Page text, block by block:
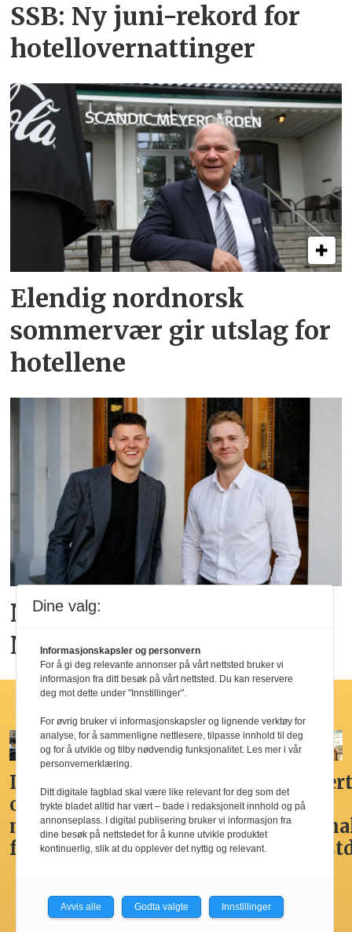
SSB: Ny juni-rekord for
hotellovernattinger
Elendig nordnorsk
sommervær gir utslag for
hotellene
Ny hotellkjede lanseres i
Norge
Ikke
overdådig,
men
fristende
du
Norges
beste
spennende,
men
ikke
by’n
den
Dine valg:
Informasjonskapsler og personvern
For å gi deg relevante annonser på vårt nettsted bruker vi
informasjon fra ditt besøk på vårt nettsted. Du kan reservere
deg mot dette under "Innstillinger".
For øvrig bruker vi informasjonskapsler og lignende verktøy for
analyse, for å sammenligne nettlesere, tilpasse innhold til deg
og for å utvikle og tilby nødvendig funksjonalitet. Les mer i vår
personvernerklæring.
Ditt digitale fagblad skal være like relevant for deg som det
trykte bladet alltid har vært – bade i redaksjonelt innhold og på
annonseplass. I digital publisering bruker vi informasjon fra
dine besøk på nettstedet for å kunne utvikle produktet
kontinuerlig, slik at du opplever det nyttig og relevant.
Avvis alle Godta valgte Innstillinger